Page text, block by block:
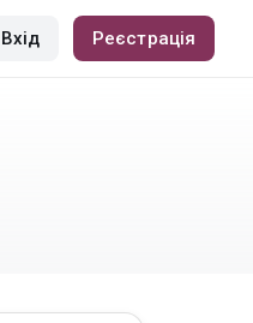
Вхід Реєстрація